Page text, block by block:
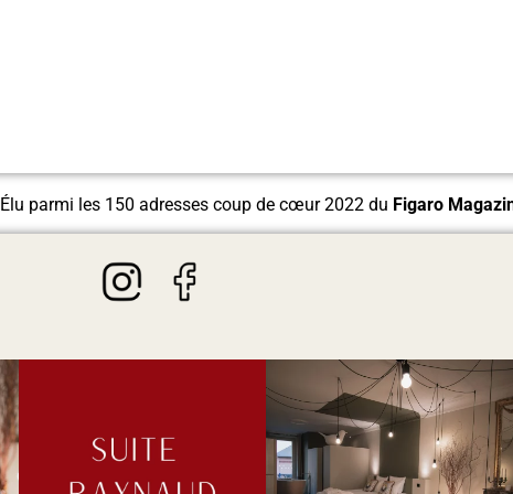
Élu parmi les 150 adresses coup de cœur 2022 du Figaro